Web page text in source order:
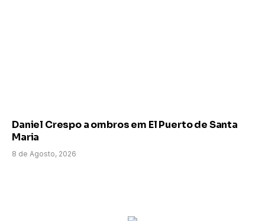
Daniel Crespo a ombros em El Puerto de Santa
Maria
8 de Agosto, 2026